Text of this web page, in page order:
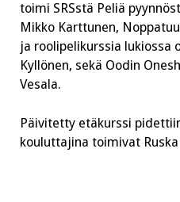
toimi SRSstä Peliä
Mikko Karttunen,
ja roolipelikurssia lukiossa
Kyllönen, sekä Oodin
Vesala.
Päivitetty etäkurssi
kouluttajina toimivat Ruska